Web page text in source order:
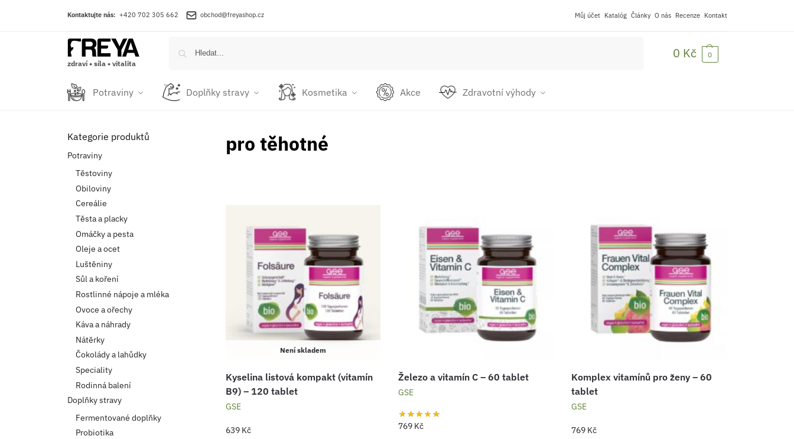
Kontaktujte nás: +420 702 305 662 obchod@freyashop.cz Můj účet Katalóg Články O nás Recenze Kontakt
zdraví • síla • vitalita
0 Kč 0
Potraviny Doplňky stravy Kosmetika Akce Zdravotní výhody
pro těhotné
Není skladem
Kyselina listová kompakt (vitamín
B9) – 120 tablet
GSE
639 Kč
Železo a vitamín C – 60 tablet
GSE
769 Kč
Komplex vitamínů pro ženy – 60
tablet
GSE
769 Kč
Kategorie produktů
Potraviny
Těstoviny
Obiloviny
Cereálie
Těsta a placky
Omáčky a pesta
Oleje a ocet
Luštěniny
Sůl a koření
Rostlinné nápoje a mléka
Ovoce a ořechy
Káva a náhrady
Nátěrky
Čokolády a lahůdky
Speciality
Rodinná balení
Doplňky stravy
Fermentované doplňky
Probiotika